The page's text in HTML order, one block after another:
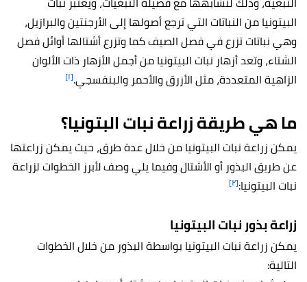
البيتونيا من النباتات التي ترجع أصولها إلى الأرجنتين والبرازيل،
وهي نباتات تزرع في فصل الصيف كما وتزرع أشتالها أوائل فصل
الشتاء، وتعد أزهار نبات البيتونيا من أجمل الأزهار ذات الألوان
الزاهية المتعددة، مثل الأزرق والأحمر والبنفسجي.[١]
ما هي طريقة زراعة نبات البتونيا؟
يمكن زراعة نبات البيتونيا من خلال عدة طرق، حيث يمكن زراعتها
عن طريق البذور أو الأشتال وفيما يلي وصف لأبرز الخطوات لزراعة
نبات البيتونيا:[٢]
زراعة بذور نبات البيتونيا
يمكن زراعة نبات البيتونيا بواسطة البذور من خلال الخطوات
التالية: